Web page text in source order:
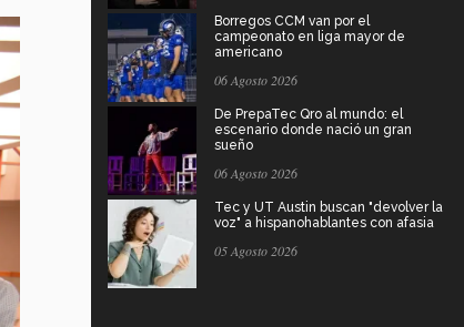
Borregos CCM van por el
campeonato en liga mayor de
americano
06 Agosto 2026
De PrepaTec Qro al mundo: el
escenario donde nació un gran
sueño
06 Agosto 2026
Tec y UT Austin buscan "devolver la
voz" a hispanohablantes con afasia
05 Agosto 2026